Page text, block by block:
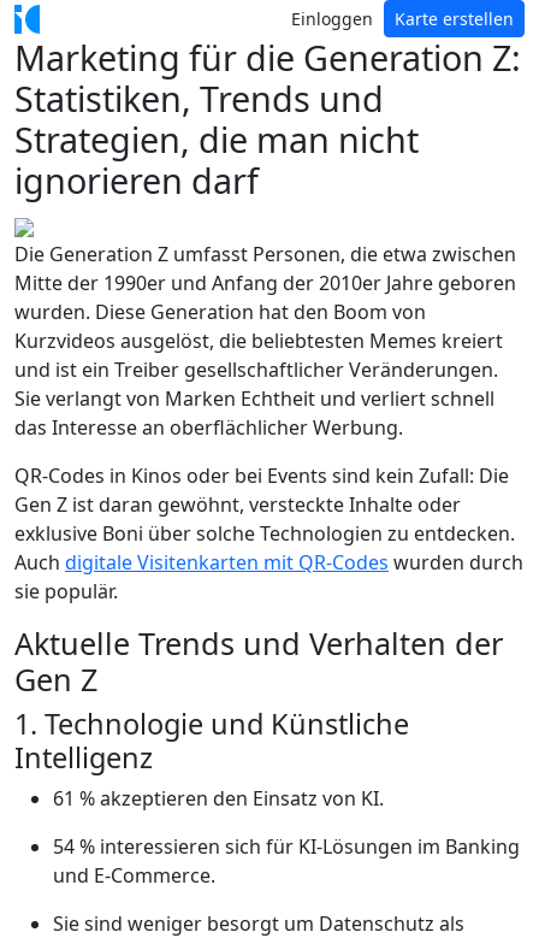
Einloggen Karte erstellen
Marketing für die Generation Z:
Statistiken, Trends und
Strategien, die man nicht
ignorieren darf
Die Generation Z umfasst Personen, die etwa zwischen
Mitte der 1990er und Anfang der 2010er Jahre geboren
wurden. Diese Generation hat den Boom von
Kurzvideos ausgelöst, die beliebtesten Memes kreiert
und ist ein Treiber gesellschaftlicher Veränderungen.
Sie verlangt von Marken Echtheit und verliert schnell
das Interesse an oberflächlicher Werbung.
QR-Codes in Kinos oder bei Events sind kein Zufall: Die
Gen Z ist daran gewöhnt, versteckte Inhalte oder
exklusive Boni über solche Technologien zu entdecken.
Auch digitale Visitenkarten mit QR-Codes wurden durch
sie populär.
Aktuelle Trends und Verhalten der
Gen Z
1. Technologie und Künstliche
Intelligenz
61 % akzeptieren den Einsatz von KI.
54 % interessieren sich für KI-Lösungen im Banking
und E-Commerce.
Sie sind weniger besorgt um Datenschutz als